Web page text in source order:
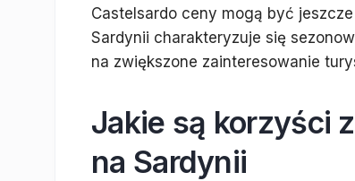
Castelsardo ceny mogą być
Sardynii charakteryzuje się
na zwiększone zainteresowanie
Jakie są korzyści
na Sardynii